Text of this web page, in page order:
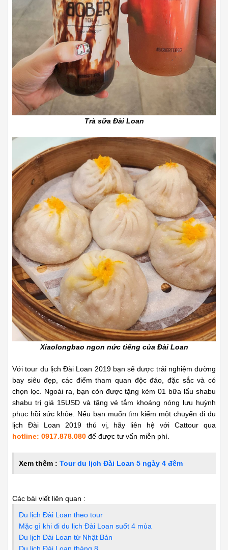
Trà sữa Đài Loan
Xiaolongbao ngon nức tiếng của Đài Loan
Với tour du lịch Đài Loan 2019 bạn sẽ được trải nghiệm đường
bay siêu đẹp, các điểm tham quan độc đáo, đặc sắc và có
chọn lọc. Ngoài ra, bạn còn được tặng kèm 01 bữa lẩu shabu
shabu trị giá 15USD và tặng vé tắm khoáng nóng lưu huỳnh
phục hồi sức khỏe. Nếu bạn muốn tìm kiếm một chuyến đi du
lịch Đài Loan 2019 thú vị, hãy liên hệ với Cattour qua
hotline: 0917.878.080 để được tư vấn miễn phí.
Xem thêm : Tour du lịch Đài Loan 5 ngày 4 đêm
Các bài viết liên quan :
Du lịch Đài Loan theo tour
Mặc gì khi đi du lịch Đài Loan suốt 4 mùa
Du lịch Đài Loan từ Nhật Bản